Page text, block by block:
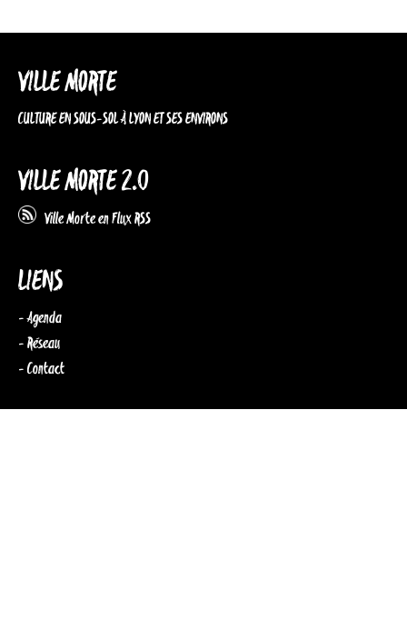
VILLE MORTE
CULTURE EN SOUS-SOL À LYON ET SES ENVIRONS
VILLE MORTE 2.0
Ville Morte en Flux RSS
LIENS
- Agenda
- Réseau
- Contact